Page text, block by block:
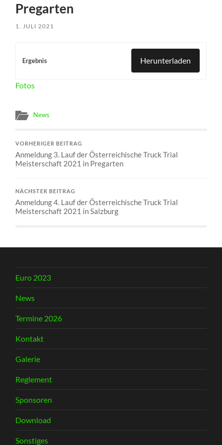
Pregarten
1. JULI 2021
Ergebnis Herunterladen
Fotos
News
VORHERIGER BEITRAG
Anmeldung 3. Lauf der Österreichische Truck Trial
Meisterschaft 2021 in Pregarten
NÄCHSTER BEITRAG
Anmeldung 4. Lauf der Österreichische Truck Trial
Meisterschaft 2021 in Salzburg
Euro 2023
News
Termine 2026
Kontakt
Galerie
Reglement
Sponsoren
Download
Sonstiges